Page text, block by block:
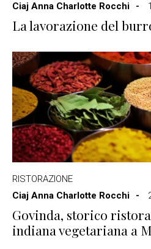
Ciaj Anna Charlotte Rocchi
La lavorazione del
RISTORAZIONE
Ciaj Anna Charlotte Rocchi
Govinda, storico
indiana vegetariana a